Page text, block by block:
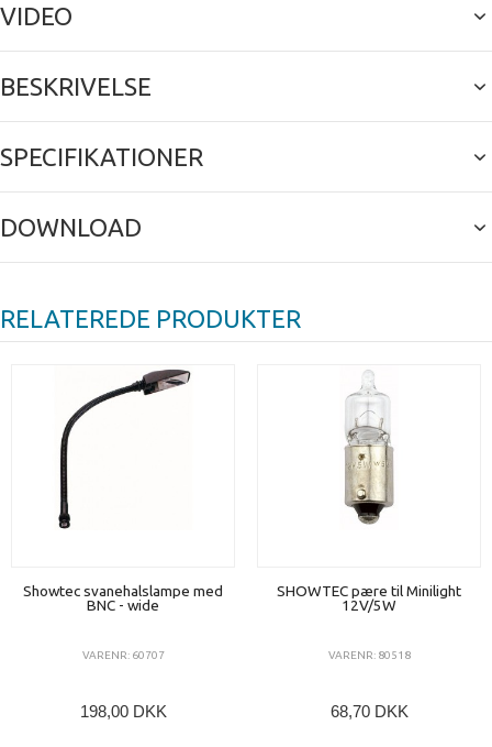
VIDEO
BESKRIVELSE
SPECIFIKATIONER
DOWNLOAD
RELATEREDE PRODUKTER
Showtec svanehalslampe med
BNC - wide
VARENR: 60707
198,00 DKK
SHOWTEC pære til Minilight
12V/5W
VARENR: 80518
68,70 DKK